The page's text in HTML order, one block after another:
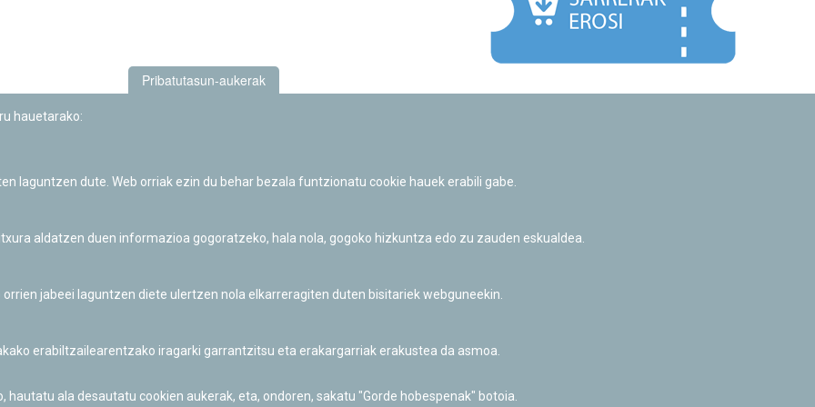
Informazio publikoa eskatzeko baimena
Pribatutasun-aukerak
hauetarako:
laguntzen dute. Web orriak ezin du behar bezala funtzionatu cookie hauek erabili gabe.
aldatzen duen informazioa gogoratzeko, hala nola, gogoko hizkuntza edo zu zauden eskualdea.
jabeei laguntzen diete ulertzen nola elkarreragiten duten bisitariek webguneekin.
erabiltzailearentzako iragarki garrantzitsu eta erakargarriak erakustea da asmoa.
ala desautatu cookien aukerak, eta, ondoren, sakatu "Gorde hobespenak" botoia.